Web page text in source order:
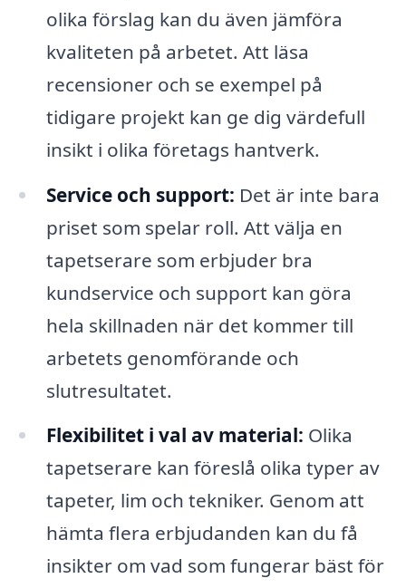
olika förslag kan du även jämföra
kvaliteten på arbetet. Att läsa
recensioner och se exempel på
tidigare projekt kan ge dig värdefull
insikt i olika företags hantverk.
Service och support: Det är inte bara
priset som spelar roll. Att välja en
tapetserare som erbjuder bra
kundservice och support kan göra
hela skillnaden när det kommer till
arbetets genomförande och
slutresultatet.
Flexibilitet i val av material: Olika
tapetserare kan föreslå olika typer av
tapeter, lim och tekniker. Genom att
hämta flera erbjudanden kan du få
insikter om vad som fungerar bäst för